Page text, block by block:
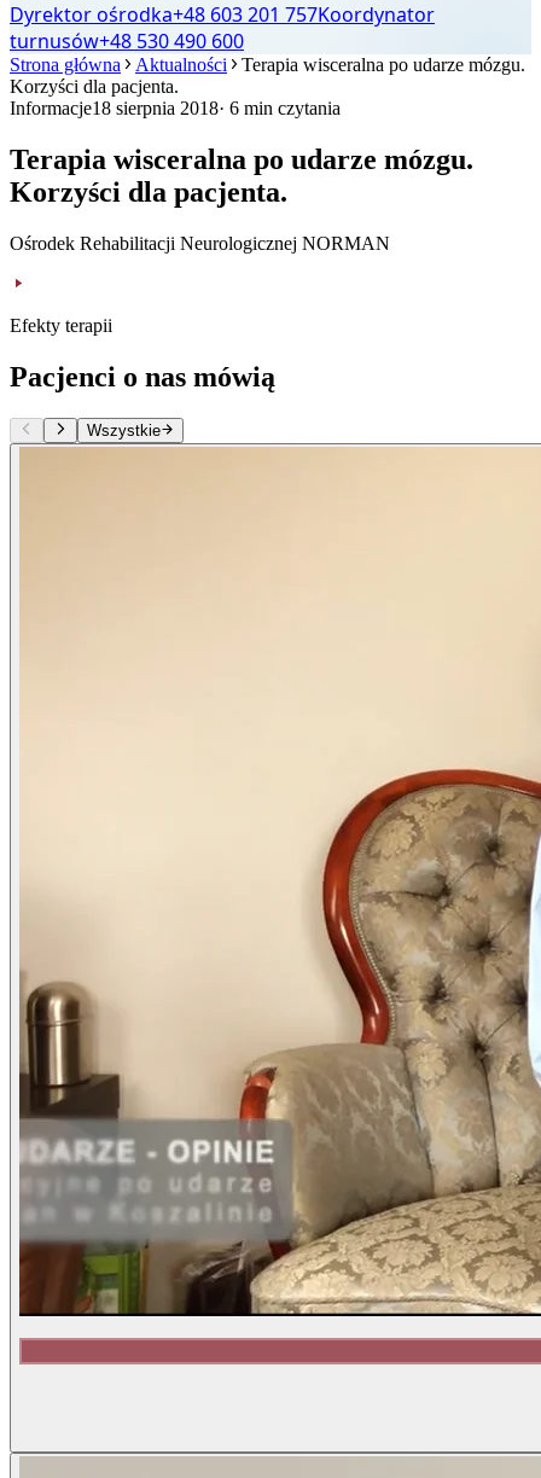
Dyrektor ośrodka+48 603 201 757Koordynator
turnusów+48 530 490 600
Strona główna Aktualności
Terapia wisceralna po udarze mózgu.
Korzyści dla pacjenta.
Informacje18 sierpnia 2018· 6 min czytania
Terapia wisceralna po udarze mózgu.
Korzyści dla pacjenta.
Ośrodek Rehabilitacji Neurologicznej NORMAN
Efekty terapii
Pacjenci o nas mówią
Wszystkie